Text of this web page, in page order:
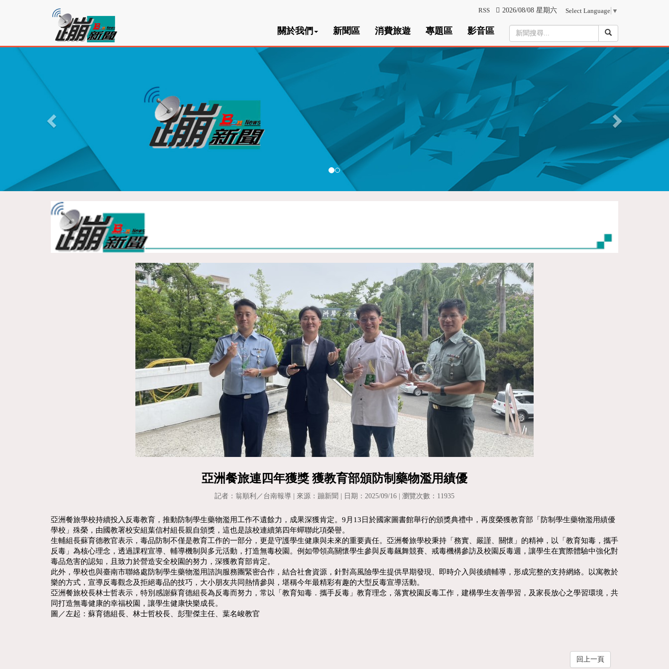
蹦
新
聞
RSS 2026/08/08 星期六 Select Language ▼
關於我們 新聞區 消費旅遊 專題區 影音區
v
o
亞洲餐旅連四年獲獎 獲教育部頒防制藥物濫用績優
記者：翁順利／台南報導 | 來源：蹦新聞 | 日期：2025/09/16 | 瀏覽次數：11935
亞洲餐旅學校持續投入反毒教育，推動防制學生藥物濫用工作不遺餘力，成果深獲肯定。9月13日於國家圖書館舉行的頒獎典禮中，再度榮獲教育部「防制學生藥物濫用績優
學校」殊榮，由國教署校安組葉信村組長親自頒獎，這也是該校連續第四年蟬聯此項榮譽。
生輔組長蘇育德教官表示，毒品防制不僅是教育工作的一部分，更是守護學生健康與未來的重要責任。亞洲餐旅學校秉持「務實、嚴謹、關懷」的精神，以「教育知毒，攜手
反毒」為核心理念，透過課程宣導、輔導機制與多元活動，打造無毒校園。例如帶領高關懷學生參與反毒飆舞競賽、戒毒機構參訪及校園反毒週，讓學生在實際體驗中強化對
毒品危害的認知，且致力於營造安全校園的努力，深獲教育部肯定。
此外，學校也與臺南市聯絡處防制學生藥物濫用諮詢服務團緊密合作，結合社會資源，針對高風險學生提供早期發現、即時介入與後續輔導，形成完整的支持網絡。以寓教於
樂的方式，宣導反毒觀念及拒絕毒品的技巧，大小朋友共同熱情參與，堪稱今年最精彩有趣的大型反毒宣導活動。
亞洲餐旅校長林士哲表示，特別感謝蘇育德組長為反毒而努力，常以「教育知毒．攜手反毒」教育理念，落實校園反毒工作，建構學生友善學習，及家長放心之學習環境，共
同打造無毒健康的幸福校園，讓學生健康快樂成長。
圖／左起：蘇育德組長、林士哲校長、彭聖傑主任、葉名峻教官
回上一頁